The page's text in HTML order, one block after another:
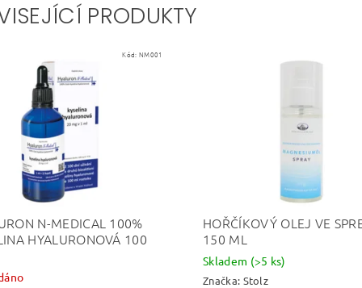
PRODUKTY
Kód: NM001
N-MEDICAL 100%
HYALURONOVÁ 100
HOŘČÍKOVÝ OLEJ VE
150 ML
Skladem (>5 ks)
Značka: Stolz